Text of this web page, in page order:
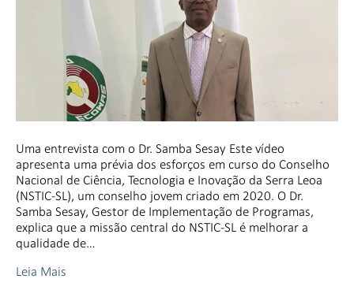
Uma entrevista com o Dr. Samba Sesay Este vídeo
apresenta uma prévia dos esforços em curso do Conselho
Nacional de Ciência, Tecnologia e Inovação da Serra Leoa
(NSTIC-SL), um conselho jovem criado em 2020. O Dr.
Samba Sesay, Gestor de Implementação de Programas,
explica que a missão central do NSTIC-SL é melhorar a
qualidade de…
Leia Mais